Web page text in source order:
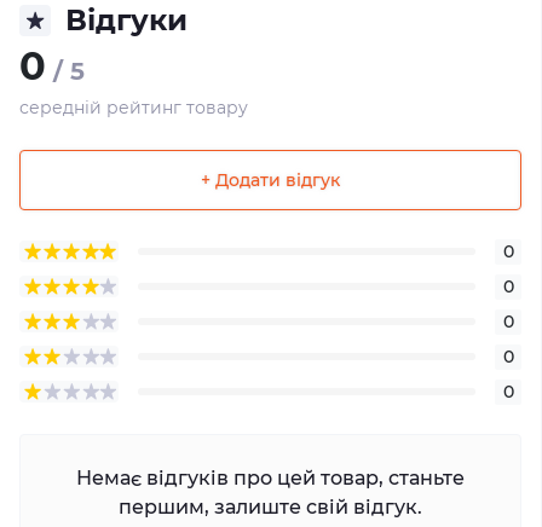
Відгуки
0 / 5
середній рейтинг товару
+ Додати відгук
0
0
0
0
0
Немає відгуків про цей товар, станьте
першим, залиште свій відгук.